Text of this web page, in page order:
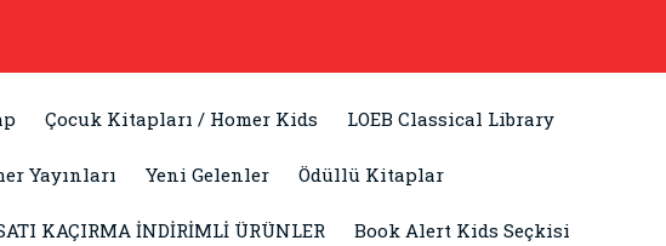
Çocuk Kitapları / Homer Kids LOEB Classical Library
Yayınları Yeni Gelenler Ödüllü Kitaplar
KAÇIRMA İNDİRİMLİ ÜRÜNLER Book Alert Kids Seçkisi